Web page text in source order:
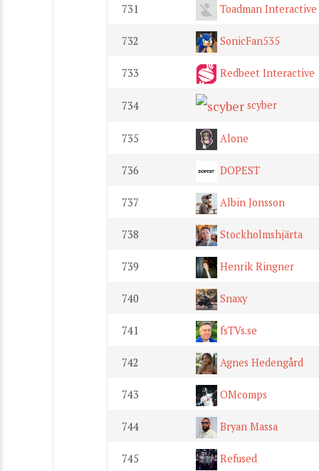
731 Toadman Interactive
732 SonicFan535
733 Redbeet Interactive
734 scyber
735 Alone
736 DOPEST
737 Albin Jonsson
738 Stockholmshjärta
739 Henrik Ringner
740 Snaxy
741 fsTVs.se
742 Agnes Hedengård
743 OMcomps
744 Bryan Massa
745 Refused